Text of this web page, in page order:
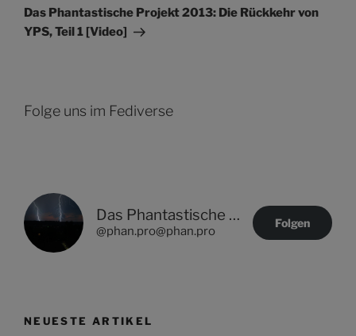
Beitrag
Das Phantastische Projekt 2013: Die Rückkehr von
YPS, Teil 1 [Video]
Folge uns im Fediverse
Das Phantastische Projekt - PHAN.PRO
@phan.pro@phan.pro
Folgen
NEUESTE ARTIKEL